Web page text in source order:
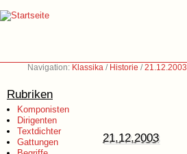
Navigation: Klassika / Historie /21.12.2003
Rubriken
Komponisten
Dirigenten
Textdichter
Gattungen
21.12.2003